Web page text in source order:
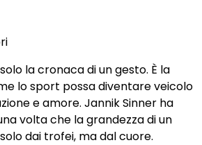
la cronaca di un gesto. È la
lo sport possa diventare veicolo
e amore. Jannik Sinner ha
volta che la grandezza di un
dai trofei, ma dal cuore.